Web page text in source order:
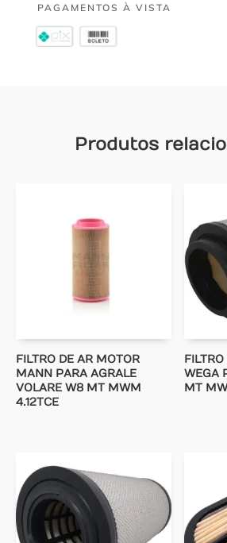
PAGAMENTOS À VISTA
Produtos
FILTRO DE AR MOTOR
MANN PARA AGRALE
VOLARE W8 MT MWM
4.12TCE
WEGA
MT